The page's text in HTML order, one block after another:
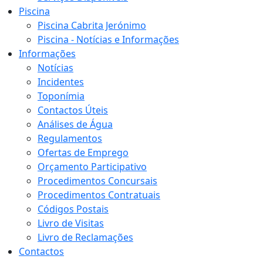
Piscina
Piscina Cabrita Jerónimo
Piscina - Notícias e Informações
Informações
Notícias
Incidentes
Toponímia
Contactos Úteis
Análises de Água
Regulamentos
Ofertas de Emprego
Orçamento Participativo
Procedimentos Concursais
Procedimentos Contratuais
Códigos Postais
Livro de Visitas
Livro de Reclamações
Contactos